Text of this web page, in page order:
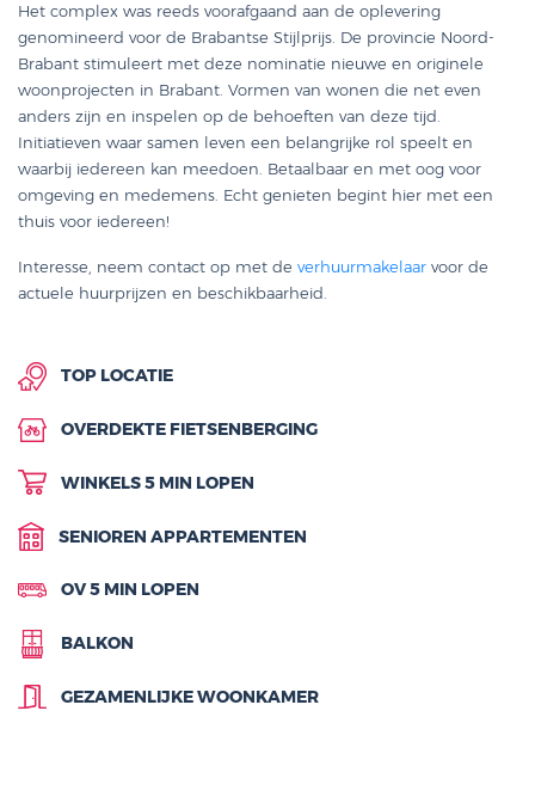
Het complex was reeds voorafgaand aan de oplevering
genomineerd voor de Brabantse Stijlprijs. De provincie Noord-
Brabant stimuleert met deze nominatie nieuwe en originele
woonprojecten in Brabant. Vormen van wonen die net even
anders zijn en inspelen op de behoeften van deze tijd.
Initiatieven waar samen leven een belangrijke rol speelt en
waarbij iedereen kan meedoen. Betaalbaar en met oog voor
omgeving en medemens. Echt genieten begint hier met een
thuis voor iedereen!
Interesse, neem contact op met de verhuurmakelaar voor de
actuele huurprijzen en beschikbaarheid.
TOP LOCATIE
OVERDEKTE FIETSENBERGING
WINKELS 5 MIN LOPEN
SENIOREN APPARTEMENTEN
OV 5 MIN LOPEN
BALKON
GEZAMENLIJKE WOONKAMER